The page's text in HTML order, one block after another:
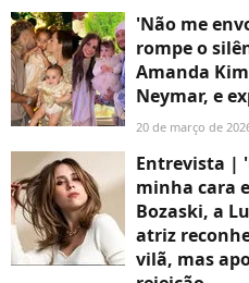
'Não me
rompe o
Amanda
Neymar, e
20 de março de
Entrevista |
minha cara
Bozaski, a
atriz
vilã, mas